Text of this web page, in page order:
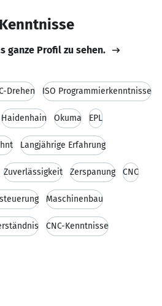
ganze Profil zu sehen.
Drehen ISO Programmierkenntnisse
Haidenhain Okuma EPL
Langjährige Erfahrung
Zuverlässigkeit Zerspanung CNC
Maschinenbau
CNC-Kenntnisse